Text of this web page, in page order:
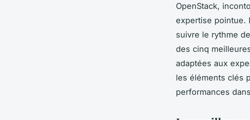
OpenStack,
expertise pointue.
suivre le rythme
des cinq
adaptées aux
les éléments clés
performances